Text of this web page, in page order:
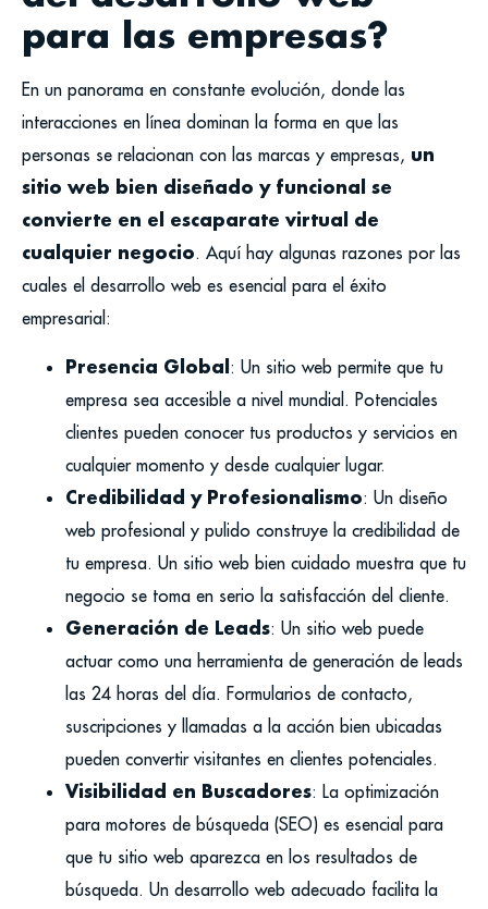
para las empresas?
En un panorama en constante evolución, donde las
interacciones en línea dominan la forma en que las
personas se relacionan con las marcas y empresas, un
sitio web bien diseñado y funcional se
convierte en el escaparate virtual de
cualquier negocio. Aquí hay algunas razones por las
cuales el desarrollo web es esencial para el éxito
empresarial:
Presencia Global: Un sitio web permite que tu
empresa sea accesible a nivel mundial. Potenciales
clientes pueden conocer tus productos y servicios en
cualquier momento y desde cualquier lugar.
Credibilidad y Profesionalismo: Un diseño
web profesional y pulido construye la credibilidad de
tu empresa. Un sitio web bien cuidado muestra que tu
negocio se toma en serio la satisfacción del cliente.
Generación de Leads: Un sitio web puede
actuar como una herramienta de generación de leads
las 24 horas del día. Formularios de contacto,
suscripciones y llamadas a la acción bien ubicadas
pueden convertir visitantes en clientes potenciales.
Visibilidad en Buscadores: La optimización
para motores de búsqueda (SEO) es esencial para
que tu sitio web aparezca en los resultados de
búsqueda. Un desarrollo web adecuado facilita la